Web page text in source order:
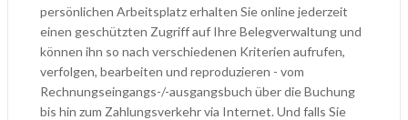
persönlichen Arbeitsplatz erhalten Sie online jederzeit
einen geschützten Zugriff auf Ihre Belegverwaltung und
können ihn so nach verschiedenen Kriterien aufrufen,
verfolgen, bearbeiten und reproduzieren - vom
Rechnungseingangs-/-ausgangsbuch über die Buchung
bis hin zum Zahlungsverkehr via Internet. Und falls Sie